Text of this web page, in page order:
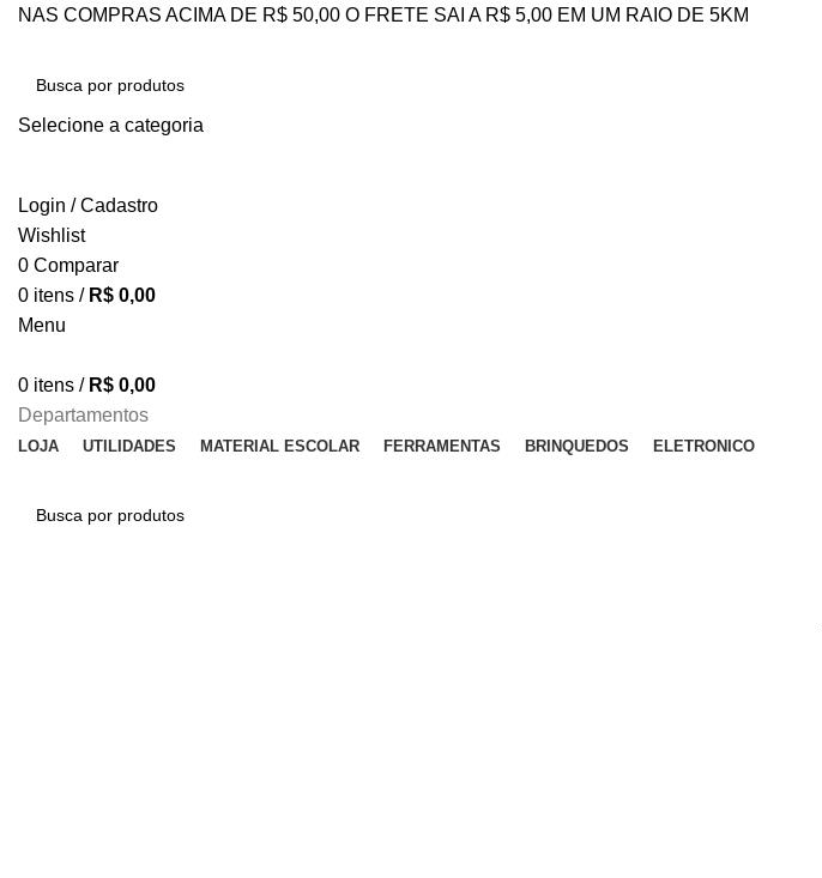
NAS COMPRAS ACIMA DE R$ 50,00 O FRETE SAI A R$ 5,00 EM UM RAIO DE 5KM
Selecione a categoria
Login / Cadastro
Wishlist
0 Comparar
0 itens / R$ 0,00
Menu
0 itens / R$ 0,00
Departamentos
LOJA UTILIDADES MATERIAL ESCOLAR FERRAMENTAS BRINQUEDOS
ELETRONICO